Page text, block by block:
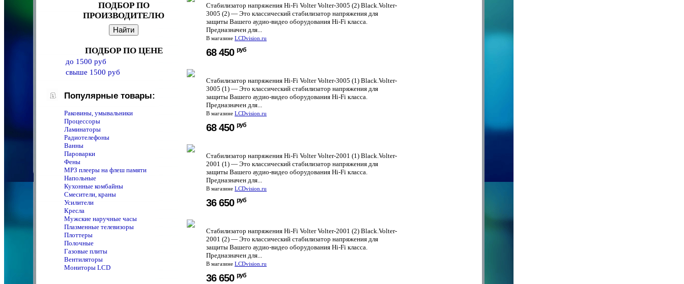
ПОДБОР ПО
ПРОИЗВОДИТЕЛЮ
ПОДБОР ПО ЦЕНЕ
до 1500 руб
свыше 1500 руб
Популярные товары:
Раковины, умывальники
Процессоры
Ламинаторы
Радиотелефоны
Ванны
Пароварки
Фены
MPЗ плееры на флеш памяти
Напольные
Кухонные комбайны
Смесители, краны
Усилители
Кресла
Мужские наручные часы
Плазменные телевизоры
Плоттеры
Полочные
Газовые плиты
Вентиляторы
Мониторы LCD
Стабилизатор напряжения Hi-Fi Volter Volter-3005 (2) Black.Volter-
3005 (2) — Это классический стабилизатор напряжения для
защиты Вашего аудио-видео оборудования Hi-Fi класса.
Предназначен для...
В магазине LCDvision.ru
68 450 руб
Стабилизатор напряжения Hi-Fi Volter Volter-3005 (1) Black.Volter-
3005 (1) — Это классический стабилизатор напряжения для
защиты Вашего аудио-видео оборудования Hi-Fi класса.
Предназначен для...
В магазине LCDvision.ru
68 450 руб
Стабилизатор напряжения Hi-Fi Volter Volter-2001 (1) Black.Volter-
2001 (1) — Это классический стабилизатор напряжения для
защиты Вашего аудио-видео оборудования Hi-Fi класса.
Предназначен для...
В магазине LCDvision.ru
36 650 руб
Стабилизатор напряжения Hi-Fi Volter Volter-2001 (2) Black.Volter-
2001 (2) — Это классический стабилизатор напряжения для
защиты Вашего аудио-видео оборудования Hi-Fi класса.
Предназначен для...
В магазине LCDvision.ru
36 650 руб